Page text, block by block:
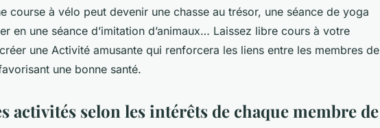
course à vélo peut devenir une chasse au trésor, une séance de yoga
en une séance d’imitation d’animaux… Laissez libre cours à votre
une Activité amusante qui renforcera les liens entre les membres de
une bonne santé.
activités selon les intérêts de chaque membre de